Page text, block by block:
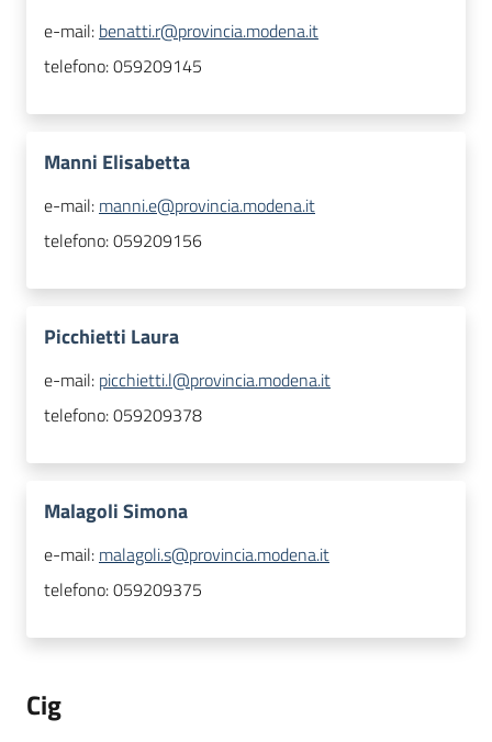
e-mail: benatti.r@provincia.modena.it
telefono:059209145
Manni Elisabetta
e-mail: manni.e@provincia.modena.it
telefono:059209156
Picchietti Laura
e-mail: picchietti.l@provincia.modena.it
telefono:059209378
Malagoli Simona
e-mail: malagoli.s@provincia.modena.it
telefono:059209375
Cig